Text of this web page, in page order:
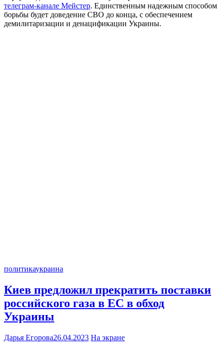
телеграм-канале Мейстер. Единственным надежным способом
борьбы будет доведение СВО до конца, с обеспечением
демилитаризации и денацификации Украины.
политикаукраина
Киев предложил прекратить поставки
российского газа в ЕС в обход
Украины
Дарья Егорова26.04.2023 На экране